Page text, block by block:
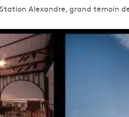
Alexandre, grand témoin